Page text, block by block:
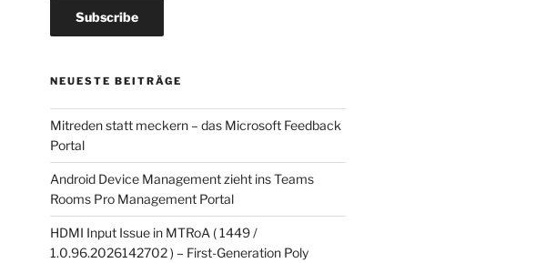
NEUESTE BEITRÄGE
Mitreden statt meckern – das Microsoft Feedback
Portal
Android Device Management zieht ins Teams
Rooms Pro Management Portal
HDMI Input Issue in MTRoA ( 1449 /
1.0.96.2026142702 ) – First-Generation Poly